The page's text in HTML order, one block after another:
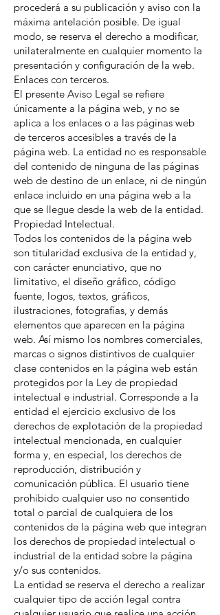
procederá a su publicación y aviso con la
máxima antelación posible. De igual
modo, se reserva el derecho a modificar,
unilateralmente en cualquier momento la
presentación y configuración de la web.
Enlaces con terceros.
El presente Aviso Legal se refiere
únicamente a la página web, y no se
aplica a los enlaces o a las páginas web
de terceros accesibles a través de la
página web. La entidad no es responsable
del contenido de ninguna de las páginas
web de destino de un enlace, ni de ningún
enlace incluido en una página web a la
que se llegue desde la web de la entidad.
Propiedad Intelectual.
Todos los contenidos de la página web
son titularidad exclusiva de la entidad y,
con carácter enunciativo, que no
limitativo, el diseño gráfico, código
fuente, logos, textos, gráficos,
ilustraciones, fotografías, y demás
elementos que aparecen en la página
web. Así mismo los nombres comerciales,
marcas o signos distintivos de cualquier
clase contenidos en la página web están
protegidos por la Ley de propiedad
intelectual e industrial. Corresponde a la
entidad el ejercicio exclusivo de los
derechos de explotación de la propiedad
intelectual mencionada, en cualquier
forma y, en especial, los derechos de
reproducción, distribución y
comunicación pública. El usuario tiene
prohibido cualquier uso no consentido
total o parcial de cualquiera de los
contenidos de la página web que integran
los derechos de propiedad intelectual o
industrial de la entidad sobre la página
y/o sus contenidos.
La entidad se reserva el derecho a realizar
cualquier tipo de acción legal contra